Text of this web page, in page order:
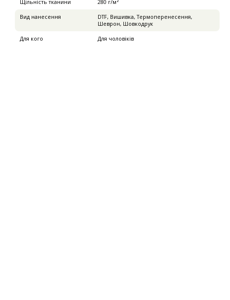
Щільність тканини
280 г/м²
Вид нанесення
DTF, Вишивка, Термоперенесення,
Шеврон, Шовкодрук
Для кого
Для чоловіків